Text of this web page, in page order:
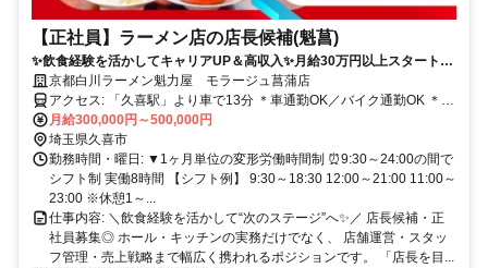
【正社員】ラーメン店の店長候補(魁菖)
✨飲食経験を活かしてキャリアUP＆高収入✨月給30万円以上スタート＋
入社祝い金最大30万円支給！店長・マネージャー候補募集◎20代・30
代・40代活躍中★
京都白川ラーメン魁力屋 モラージュ菖蒲店
アクセス: 「久喜駅」より車で13分 ＊車通勤OK／バイク通勤OK ＊無
料駐車場完備 白岡市・加須市・幸手市・上尾市・羽生市からもアク
セス良好◎
月給300,000円～500,000円
埼玉県久喜市
勤務時間・曜日: ▼1ヶ月単位の変形労働時間制 ⏰9:30～24:00の間で
シフト制 実働8時間 【シフト例】 9:30～18:30 12:00～21:00 11:00～
23:00 ※休憩1～...
仕事内容: ＼飲食経験を活かして“次のステージ”へ✨／ 店長候補・正
社員募集◎ ホール・キッチンの実務だけでなく、 店舗運営・スタッ
フ管理・売上戦略まで幅広く携われるポジションです。 「店長を目...